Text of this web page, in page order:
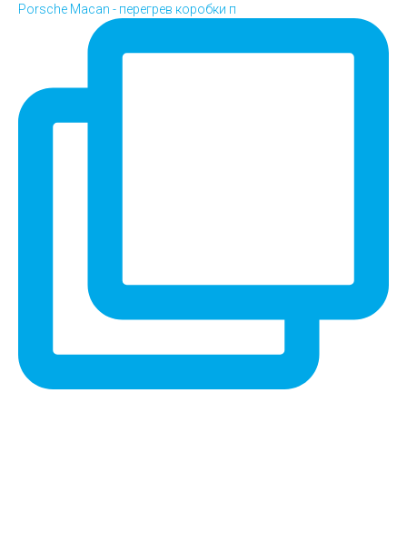
Porsche Macan - перегрев коробки п